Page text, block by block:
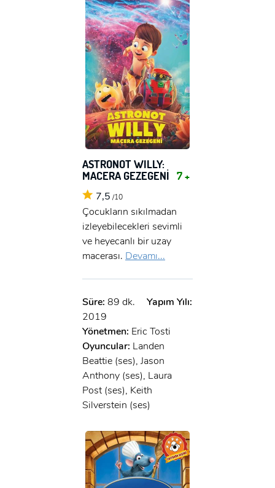
GIRIŞ YAP
E-Posta:
Şifre:
Beni Hatırla
ÜYE OL
Ad Soyad:
E-Posta:
Şifre:
GIRIŞ
ASTRONOT WILLY:
MACERA GEZEGENİ 7 +
7,5 /10
Çocukların sıkılmadan
izleyebilecekleri sevimli
ve heyecanlı bir uzay
macerası. Devamı...
Süre: 89 dk.
Yapım Yılı:
2019
Yönetmen: Eric Tosti
Oyuncular: Landen
Beattie (ses), Jason
Anthony (ses), Laura
Post (ses), Keith
Silverstein (ses)